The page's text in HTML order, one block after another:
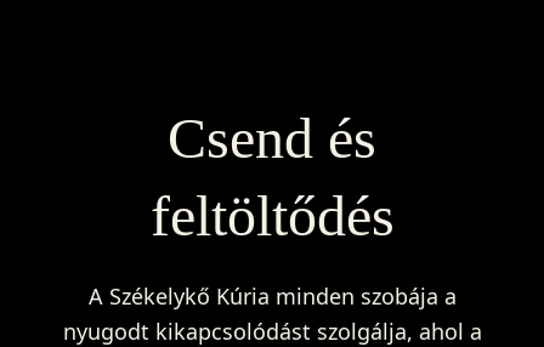
Csend és
feltöltődés
A Székelykő Kúria minden szobája a
nyugodt kikapcsolódást szolgálja, ahol a